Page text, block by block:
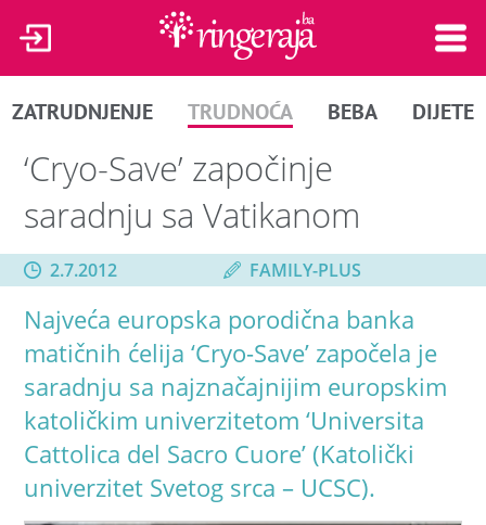
ZATRUDNJENJE TRUDNOĆA BEBA DIJETE
‘Cryo-Save’ započinje
saradnju sa Vatikanom
2.7.2012 FAMILY-PLUS
Najveća europska porodična banka
matičnih ćelija ‘Cryo-Save’ započela je
saradnju sa najznačajnijim europskim
katoličkim univerzitetom ‘Universita
Cattolica del Sacro Cuore’ (Katolički
univerzitet Svetog srca – UCSC).